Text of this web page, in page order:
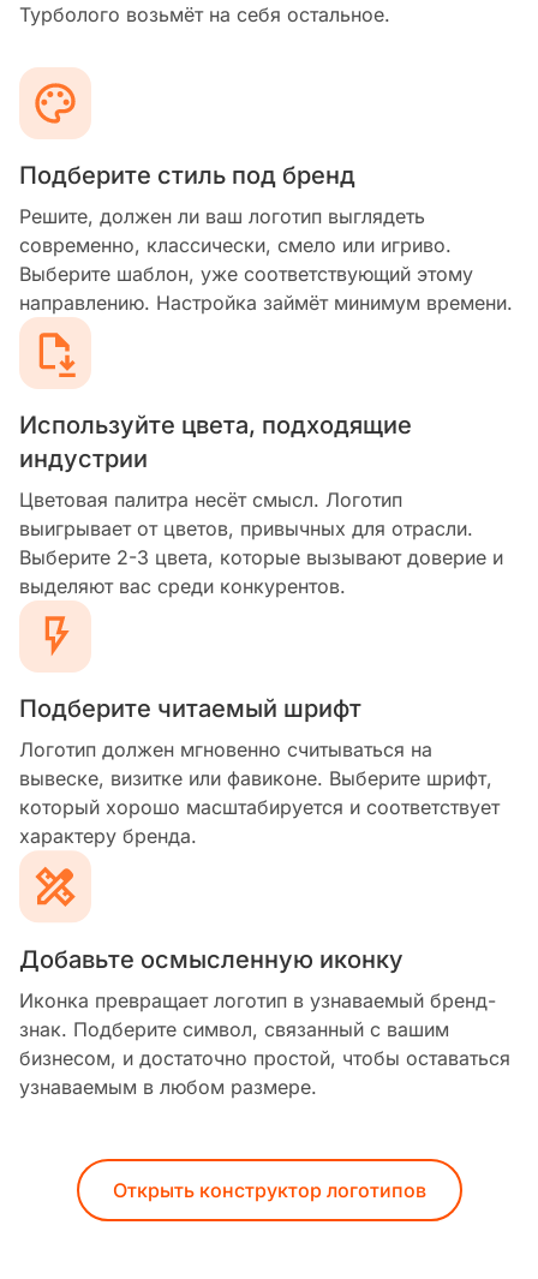
Турболого возьмёт на себя остальное.
Подберите стиль под бренд
Решите, должен ли ваш логотип выглядеть
современно, классически, смело или игриво.
Выберите шаблон, уже соответствующий этому
направлению. Настройка займёт минимум времени.
Используйте цвета, подходящие
индустрии
Цветовая палитра несёт смысл. Логотип
выигрывает от цветов, привычных для отрасли.
Выберите 2-3 цвета, которые вызывают доверие и
выделяют вас среди конкурентов.
Подберите читаемый шрифт
Логотип должен мгновенно считываться на
вывеске, визитке или фавиконе. Выберите шрифт,
который хорошо масштабируется и соответствует
характеру бренда.
Добавьте осмысленную иконку
Иконка превращает логотип в узнаваемый бренд-
знак. Подберите символ, связанный с вашим
бизнесом, и достаточно простой, чтобы оставаться
узнаваемым в любом размере.
Открыть конструктор логотипов